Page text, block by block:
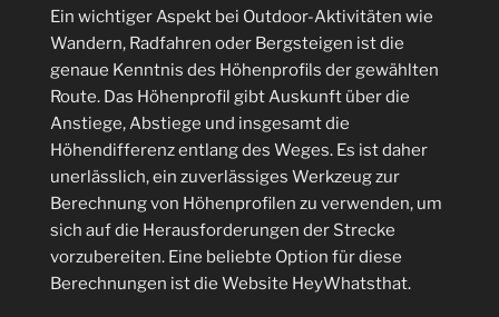
Ein wichtiger Aspekt bei Outdoor-Aktivitäten wie
Wandern, Radfahren oder Bergsteigen ist die
genaue Kenntnis des Höhenprofils der gewählten
Route. Das Höhenprofil gibt Auskunft über die
Anstiege, Abstiege und insgesamt die
Höhendifferenz entlang des Weges. Es ist daher
unerlässlich, ein zuverlässiges Werkzeug zur
Berechnung von Höhenprofilen zu verwenden, um
sich auf die Herausforderungen der Strecke
vorzubereiten. Eine beliebte Option für diese
Berechnungen ist die Website HeyWhatsthat.